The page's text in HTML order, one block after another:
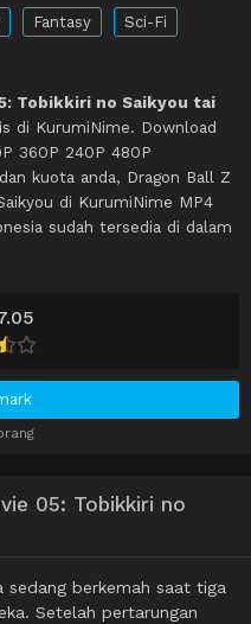
Fantasy
Sci-Fi
Tobikkiri no Saikyou tai
di KurumiNime. Download
360P 240P 480P
kuota anda, Dragon Ball Z
di KurumiNime MP4
sudah tersedia di dalam
05: Tobikkiri no
sedang berkemah saat tiga
Setelah pertarungan